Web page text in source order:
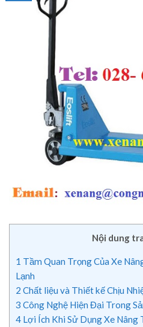
Nội dung
1 Tầm Quan Trọng Của Xe
Lạnh
2 Chất liệu và Thiết kế Chịu
3 Công Nghệ Hiện Đại Trong
4 Lợi Ích Khi Sử Dụng Xe Nâng